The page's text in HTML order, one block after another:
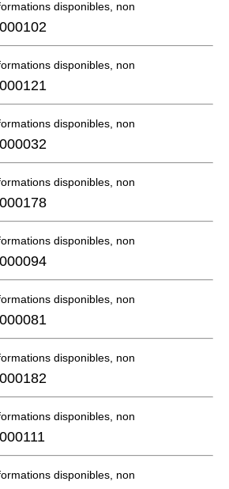
disponibles, non commandable
disponibles, non commandable
disponibles, non commandable
disponibles, non commandable
disponibles, non commandable
disponibles, non commandable
disponibles, non commandable
disponibles, non commandable
disponibles, non commandable